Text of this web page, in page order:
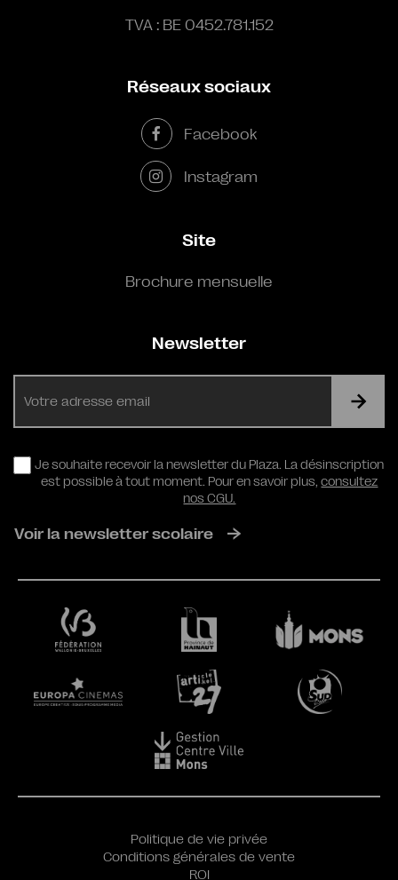
TVA : BE 0452.781.152
Réseaux sociaux
Facebook
Instagram
Site
Brochure mensuelle
Newsletter
RGPD
Je souhaite recevoir la newsletter du Plaza. La désinscription
est possible à tout moment. Pour en savoir plus,consultez
nos CGU.
Voir la newsletter scolaire
Politique de vie privée
Conditions générales de vente
ROI